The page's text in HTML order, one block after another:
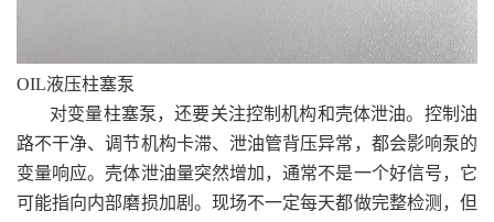
OIL液压柱塞泵
对变量柱塞泵，还要关注控制机构和壳体泄油。控制油
路不干净、调节机构卡滞、泄油管背压异常，都会影响泵的
变量响应。壳体泄油量突然增加，通常不是一个好信号，它
可能指向内部磨损加剧。现场不一定每天都做完整检测，但